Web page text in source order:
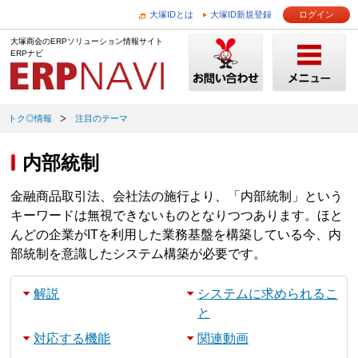
大塚IDとは 大塚ID新規登録 ログイン
大塚商会のERPソリューション情報サイト
ERPナビ
トク◎情報 注目のテーマ
内部統制
金融商品取引法、会社法の施行より、「内部統制」という
キーワードは無視できないものとなりつつあります。ほと
んどの企業がITを利用した業務基盤を構築している今、内
部統制を意識したシステム構築が必要です。
解説
システムに求められるこ
と
対応する機能
関連動画